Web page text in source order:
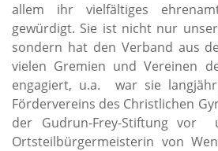
allem ihr vielfältiges
gewürdigt. Sie ist nicht nur
sondern hat den Verband aus
vielen Gremien und Vereinen
engagiert, u.a. war sie
Fördervereins des Christlichen
der Gudrun-Frey-Stiftung
Ortsteilbürgermeisterin von